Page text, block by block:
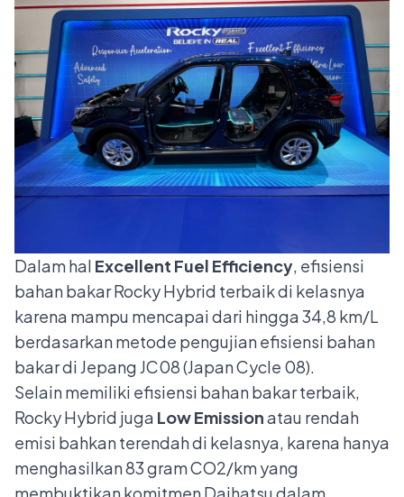
Dalam hal Excellent Fuel Efficiency, efisiensi
bahan bakar Rocky Hybrid terbaik di kelasnya
karena mampu mencapai dari hingga 34,8 km/L
berdasarkan metode pengujian efisiensi bahan
bakar di Jepang JC08 (Japan Cycle 08).
Selain memiliki efisiensi bahan bakar terbaik,
Rocky Hybrid juga Low Emissionatau rendah
emisi bahkan terendah di kelasnya, karena hanya
menghasilkan 83 gram CO2/km yang